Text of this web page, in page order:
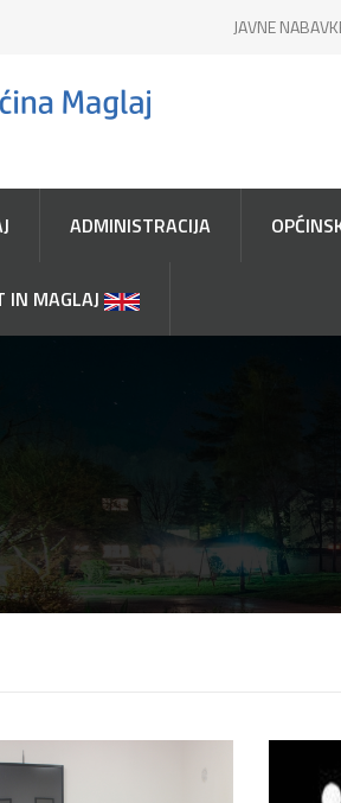
JAVNE
ADMINISTRACIJA
IN MAGLAJ